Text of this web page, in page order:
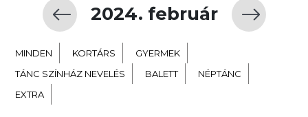
2024. február
MINDEN KORTÁRS
GYERMEK
TÁNC SZÍNHÁZ NEVELÉS
BALETT
NÉPTÁNC
EXTRA